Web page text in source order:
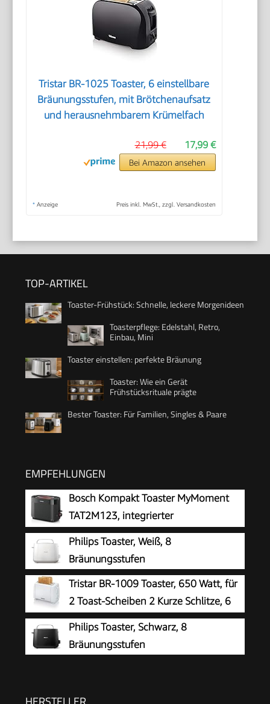
Tristar BR-1025 Toaster, 6 einstellbare
Bräunungsstufen, mit Brötchenaufsatz
und herausnehmbarem Krümelfach
17,99 €
21,99 €
Bei Amazon ansehen
* Anzeige Preis inkl. MwSt., zzgl. Versandkosten
TOP-ARTIKEL
Toaster-Frühstück: Schnelle, leckere Morgenideen
Toasterpflege: Edelstahl, Retro,
Einbau, Mini
Toaster einstellen: perfekte Bräunung
Toaster: Wie ein Gerät
Frühstücksrituale prägte
Bester Toaster: Für Familien, Singles & Paare
EMPFEHLUNGEN
Bosch Kompakt Toaster MyMoment
TAT2M123, integrierter
Brötchenaufsatz, mit Auftaufunktion,
mit Abschaltautomatik, Liftfunktion,
Brotzentrierung, perfekt für 2 Scheiben, 800
Watt, Schwarz matt
Philips Toaster, Weiß, 8
Bräunungsstufen
Tristar BR-1009 Toaster, 650 Watt, für
2 Toast-Scheiben 2 Kurze Schlitze, 6
Bräunungsstufen und
Aufwärmfunktion für Brötchen – Weiß
Philips Toaster, Schwarz, 8
Bräunungsstufen